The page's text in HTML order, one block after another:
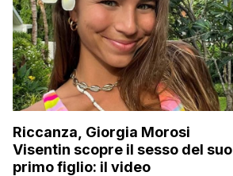
Riccanza, Giorgia Morosi
Visentin scopre il sesso del suo
primo figlio: il video